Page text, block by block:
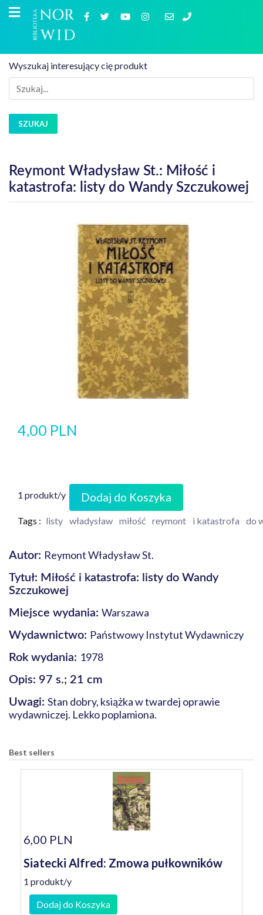
Wyszukaj interesujący cię produkt
SZUKAJ
Reymont Władysław St.: Miłość i
katastrofa: listy do Wandy Szczukowej
4,00 PLN
1 produkt/y Dodaj do Koszyka
Tags : listy władysław miłość reymont i katastrofa do
Autor: Reymont Władysław St.
Tytuł: Miłość i katastrofa: listy do Wandy
Szczukowej
Miejsce wydania: Warszawa
Wydawnictwo: Państwowy Instytut Wydawniczy
Rok wydania: 1978
Opis: 97 s.; 21 cm
Uwagi: Stan dobry, książka w twardej oprawie
wydawniczej. Lekko poplamiona.
Best sellers
6,00 PLN
Siatecki Alfred: Zmowa pułkowników
1 produkt/y
Dodaj do Koszyka